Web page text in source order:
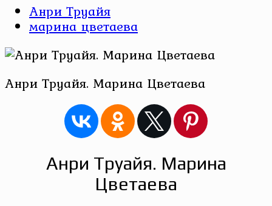
Анри Труайя
марина цветаева
Анри Труайя. Марина Цветаева
Анри Труайя. Марина
Цветаева